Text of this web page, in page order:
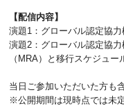
【配信内容】
演題1：グローバル認定協
演題2：グローバル認定協
（MRA）と移行スケジュー
当日ご参加いただいた方も
※公開期間は現時点では未定